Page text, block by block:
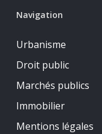
Navigation
Urbanisme
Droit public
Marchés publics
Immobilier
Mentions légales